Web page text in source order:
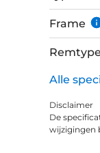
Frame
Remtype
Alle
Disclaimer
De
wijzigingen